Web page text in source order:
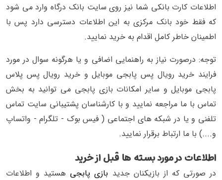
اطلاعات کارت بانکی شما نیز روی سایت بانک درگاه وارد می شود
که فقط خود بانک مرکزی به این اطلاعات دسترسی دارد پس با
اطمینان خاطر کامل اقدام به خرید نمایید.
توجه: درصورت نیاز به راهنمایی اضافی و یا هرگونه سوال در مورد
فرایند خرید رویال پس پابجی موبایل و خرید رویال پس پلاس
پابجی موبایل و سایر امکانات بازی پابجی می توانید به بخش
تماس با ما مراجعه نمایید و با کارشناسان پشتیبانی سایت تماس
تلفنی و یا در شبکه های اجتماعی ( فیس بوک - تلگرام - واتساپ
و....) با ما ارتباط برقرار نمایید.
اطلاعات در مورد بسته ها قبل از خرید
در صورتی که از بازیکنان جدید بازی پابجی هستید و اطلاعات